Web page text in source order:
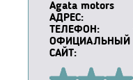
Agata motors
АДРЕС:
ТЕЛЕФОН:
ОФИЦИАЛЬНЫЙ
САЙТ: